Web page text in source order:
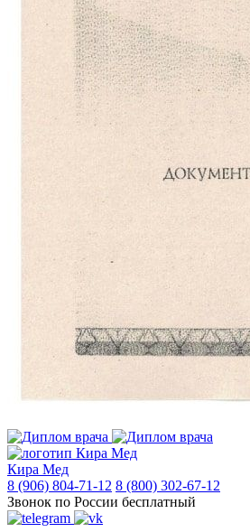
Кира Мед
8 (906) 804-71-12 8 (800) 302-67-12
Звонок по России бесплатный